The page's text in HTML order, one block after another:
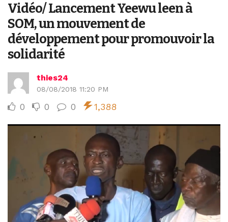
Vidéo/ Lancement Yeewu leen à
SOM, un mouvement de
développement pour promouvoir la
solidarité
thies24
08/08/2018 11:20 PM
0 0 0 1,388